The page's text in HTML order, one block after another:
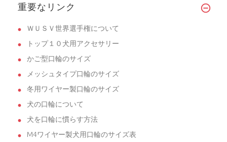
重要なリンク
ＷＵＳＶ世界選手権について
トップ１０犬用アクセサリー
かご型口輪のサイズ
メッシュタイプ口輪のサイズ
冬用ワイヤー製口輪のサイズ
犬の口輪について
犬を口輪に慣らす方法
M4ワイヤー製犬用口輪のサイズ表